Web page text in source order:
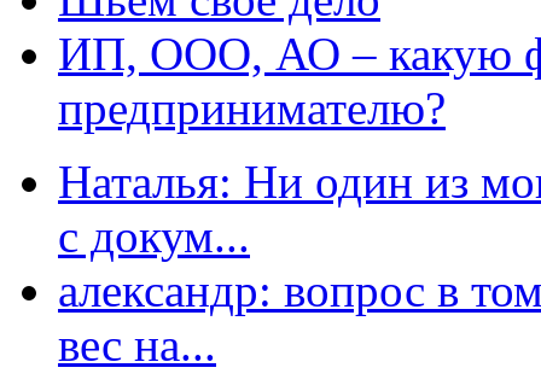
ИП, ООО, АО – какую
предпринимателю?
Наталья: Ни один из
с докум...
александр: вопрос в
вес на...